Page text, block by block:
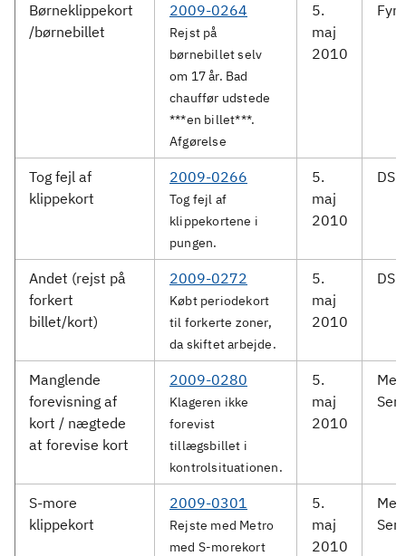
Børneklippekort
/børnebillet
2009-0264
Rejst på
børnebillet selv
om 17 år. Bad
chauffør udstede
***en billet***.
Afgørelse
5.
maj
2010
Tog fejl af
klippekort
2009-0266
Tog fejl af
klippekortene i
pungen.
5.
maj
2010
Andet (rejst på
forkert
billet/kort)
2009-0272
Købt periodekort
til forkerte zoner,
da skiftet arbejde.
5.
maj
2010
Manglende
forevisning af
kort / nægtede
at forevise kort
2009-0280
Klageren ikke
forevist
tillægsbillet i
kontrolsituationen.
5.
maj
2010
S-more
klippekort
2009-0301
Rejste med Metro
med S-morekort
5.
maj
2010